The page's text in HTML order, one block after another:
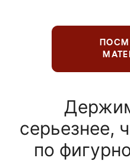
серьезнее,
по